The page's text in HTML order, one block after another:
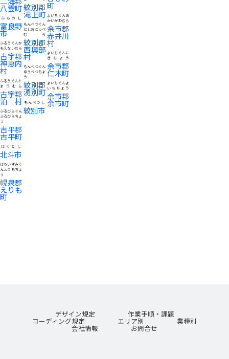
八雲町
富良野
市
ふらのし
古宇郡
神恵内
村
ふるうぐんか
もえないむら
古宇郡
泊村
ふるうぐんと
まりむら
古平郡
古平町
ふるびらぐん
ふるびらちょ
う
北斗市
ほくとし
幌泉郡
えりも
町
ほろいずみぐ
んえりもちょ
う
紋別郡
滝上町
紋別郡
西興部
村
もんべつぐん
にしおこっぺ
むら
紋別郡
湧別町
もんべつぐん
ゆうべつちょ
う
紋別市
もんべつし
町
余市郡
赤井川
村
よいちぐんあ
かいがわむら
余市郡
仁木町
よいちぐんに
きちょう
余市郡
余市町
よいちぐんよ
いちちょう
デザイン規定 作業手順・課題
コーディング規定 エリア別 業種別
会社情報 お問合せ